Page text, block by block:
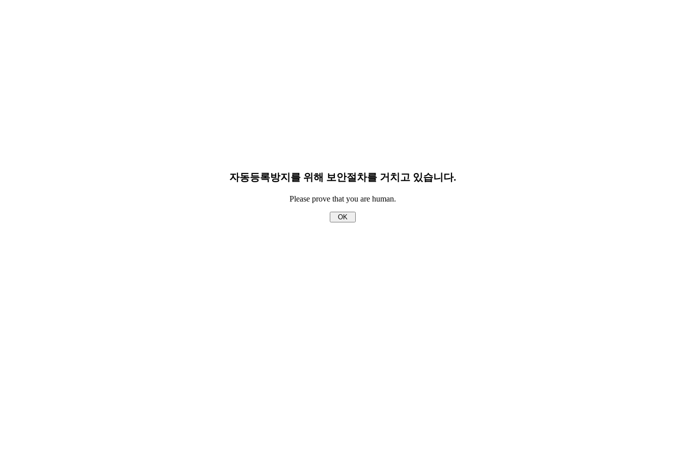
자동등록방지를 위해 보안절차를 거치고 있습니다.
Please prove that you are human.